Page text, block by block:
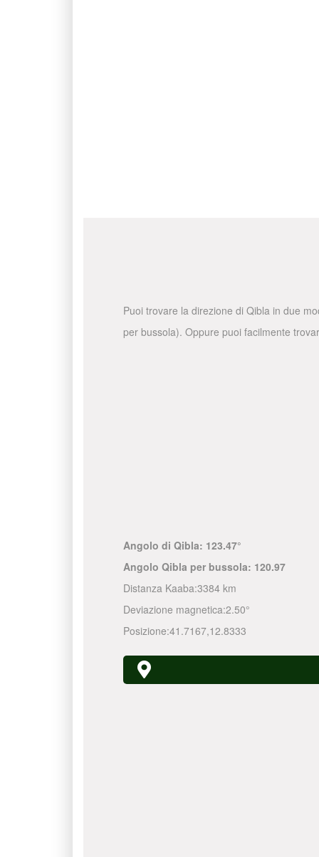
Puoi trovare la direzione di Qibla in due
per bussola). Oppure puoi facilmente
Angolo di Qibla: 123.47°
Angolo Qibla per bussola: 120.97
Distanza Kaaba:3384 km
Deviazione magnetica:2.50°
Posizione:41.7167,12.8333